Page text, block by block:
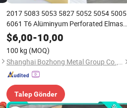
2017 5083 5053 5827 5052 5054 5005
6061 T6 Alüminyum Perforated Elmas
Desenli Kurşun Renk Kaplamalı Anodize
Çatı Metal Alüminyum Alaşım Malzeme
Plakaları Fiyatı
$6,00-10,00
100 kg (MOQ)
Shanghai Bozhong Metal Group Co., Ltd.
Talep Gönder